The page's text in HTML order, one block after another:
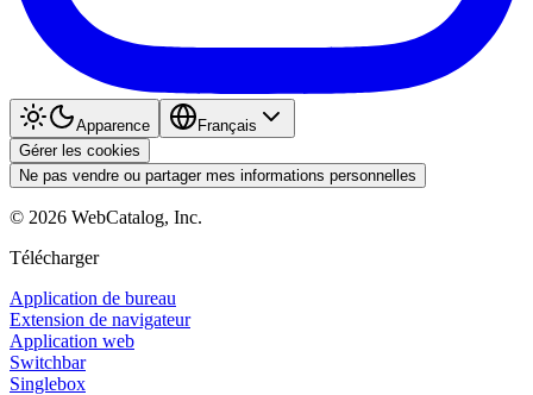
Apparence
Français
Gérer les cookies
Ne pas vendre ou partager mes informations personnelles
© 2026 WebCatalog, Inc.
Télécharger
Application de bureau
Extension de navigateur
Application web
Switchbar
Singlebox